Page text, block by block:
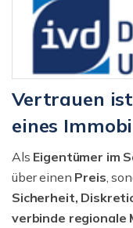
Vertrauen
eines
Als Eigentümer im
über einen Preis,
Sicherheit,
verbinde regionale